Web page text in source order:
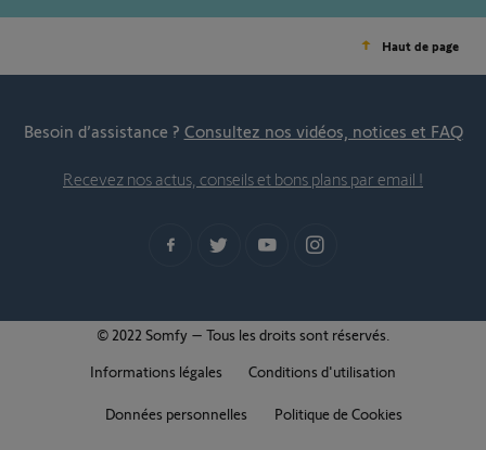
Haut de page
Besoin d’assistance ? Consultez nos vidéos, notices et FAQ
Recevez nos actus, conseils et bons plans par email !
© 2022 Somfy – Tous les droits sont réservés.
Informations légales
Conditions d'utilisation
Données personnelles Politique de Cookies